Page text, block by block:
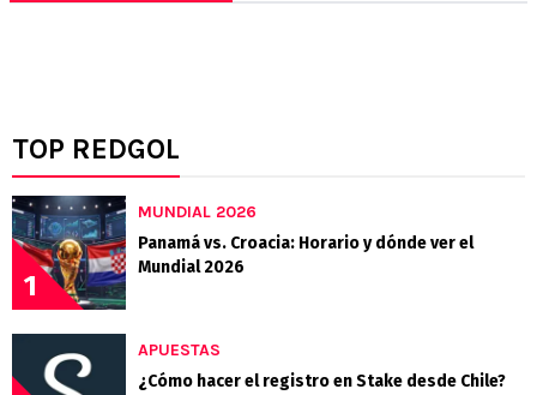
TOP REDGOL
1
MUNDIAL 2026
Panamá vs. Croacia: Horario y dónde ver el
Mundial 2026
APUESTAS
¿Cómo hacer el registro en Stake desde Chile?